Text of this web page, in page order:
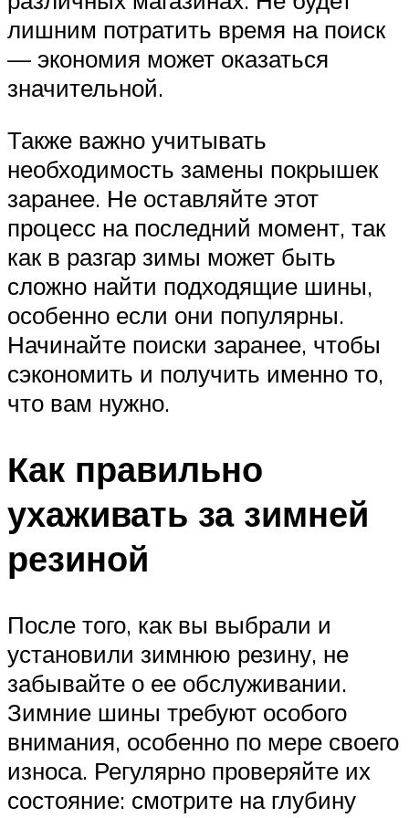
лишним потратить время на поиск
— экономия может оказаться
значительной.
Также важно учитывать
необходимость замены покрышек
заранее. Не оставляйте этот
процесс на последний момент, так
как в разгар зимы может быть
сложно найти подходящие шины,
особенно если они популярны.
Начинайте поиски заранее, чтобы
сэкономить и получить именно то,
что вам нужно.
Как правильно
ухаживать за зимней
резиной
После того, как вы выбрали и
установили зимнюю резину, не
забывайте о ее обслуживании.
Зимние шины требуют особого
внимания, особенно по мере своего
износа. Регулярно проверяйте их
состояние: смотрите на глубину